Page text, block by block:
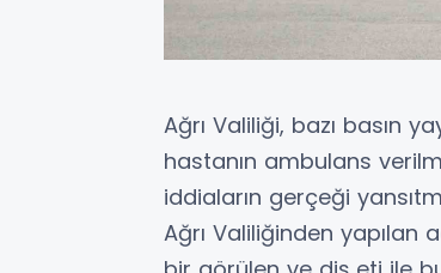
Ağrı Valiliği, bazı basın
hastanın ambulans
iddiaların gerçeği
Ağrı Valiliğinden yapılan